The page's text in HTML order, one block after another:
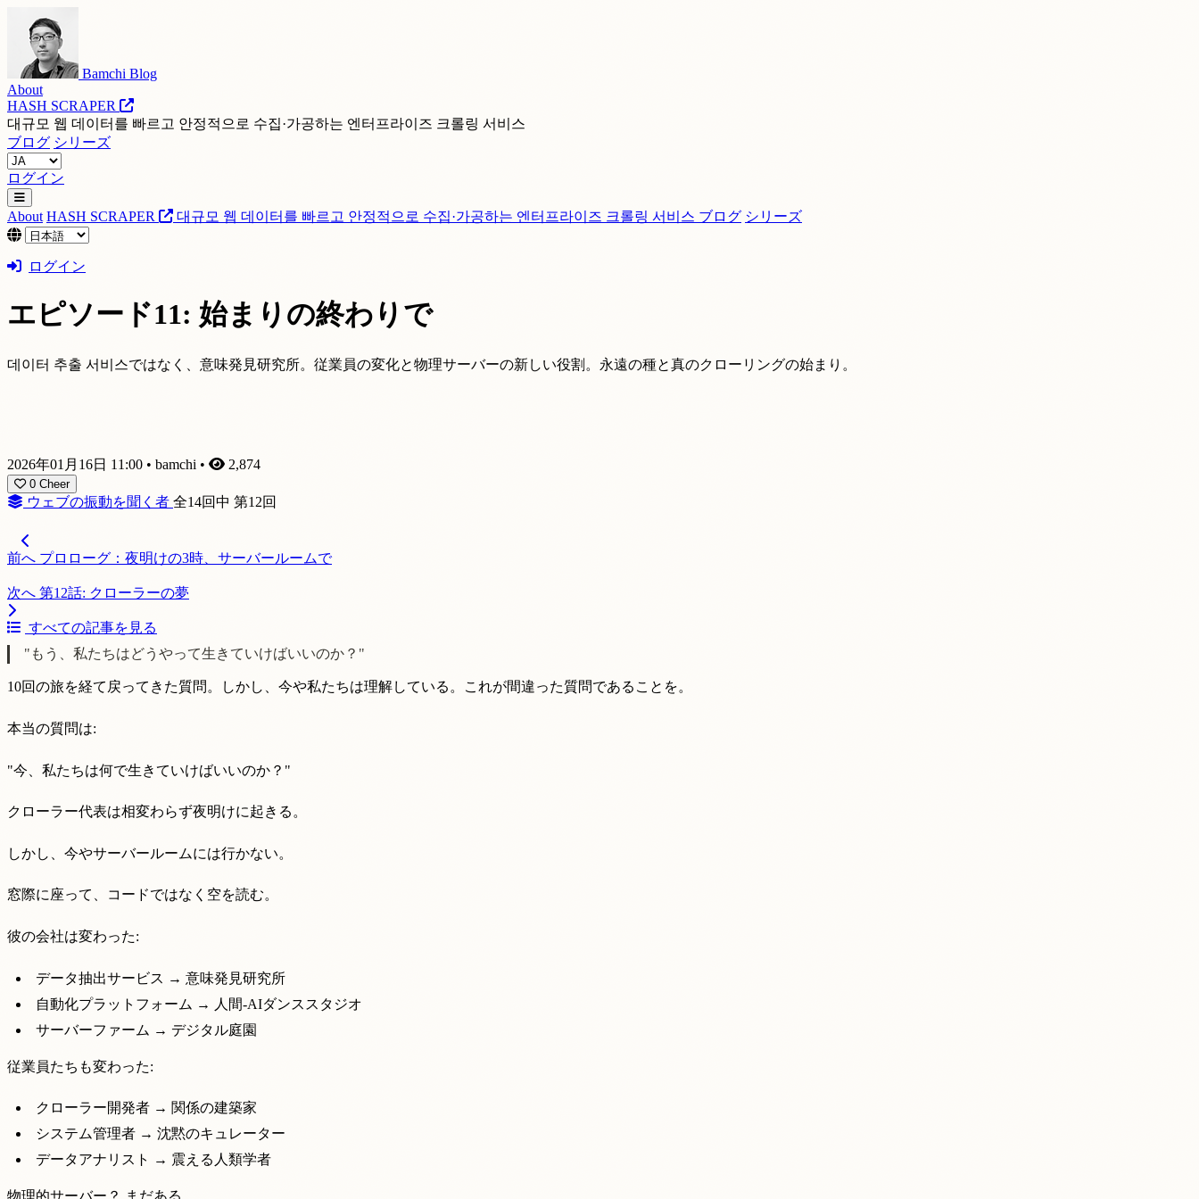
Bamchi Blog
About
HASH SCRAPER
대규모 웹 데이터를 빠르고 안정적으로 수집·가공하는 엔터프라이즈 크롤링 서비스
ブログ シリーズ
ログイン
About HASH SCRAPER 대규모 웹 데이터를 빠르고 안정적으로 수집·가공하는 엔터프라이즈 크롤링 서비스 ブログ シリーズ
ログイン
エピソード11: 始まりの終わりで
데이터 추출 서비스ではなく、意味発見研究所。従業員の変化と物理サーバーの新しい役割。永遠の種と真のクローリングの始まり。
2026年01月16日 11:00 • bamchi • 2,874
0 Cheer
ウェブの振動を聞く者 全14回中 第12回
前へ プロローグ：夜明けの3時、サーバールームで
次へ 第12話: クローラーの夢
すべての記事を見る
"もう、私たちはどうやって生きていけばいいのか？"
10回の旅を経て戻ってきた質問。しかし、今や私たちは理解している。これが間違った質問であることを。
本当の質問は:
"今、私たちは何で生きていけばいいのか？"
クローラー代表は相変わらず夜明けに起きる。
しかし、今やサーバールームには行かない。
窓際に座って、コードではなく空を読む。
彼の会社は変わった:
データ抽出サービス → 意味発見研究所
自動化プラットフォーム → 人間-AIダンススタジオ
サーバーファーム → デジタル庭園
従業員たちも変わった:
クローラー開発者 → 関係の建築家
システム管理者 → 沈黙のキュレーター
データアナリスト → 震える人類学者